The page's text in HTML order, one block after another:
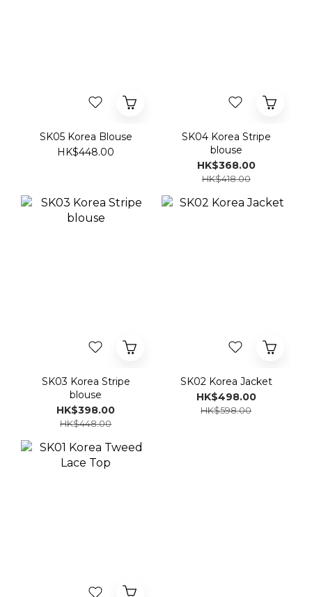
SK05 Korea Blouse
HK$448.00
SK04 Korea Stripe
blouse
HK$368.00
HK$418.00
SK03 Korea Stripe
blouse
HK$398.00
HK$448.00
SK02 Korea Jacket
HK$498.00
HK$598.00